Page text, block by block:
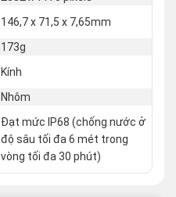
146,7 x 71,5 x 7,65mm
173g
Kính
Nhôm
Đạt mức IP68 (chống nước ở
độ sâu tối đa 6 mét trong
vòng tối đa 30 phút)